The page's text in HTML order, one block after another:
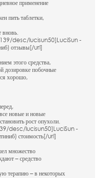
применение
пить таблетки,
вновь.
desc/lucisun50]LuciSun -
отзывы[/url]
этого средства,
дозировке побочные
хорошо,
новые и новые
рост опухоли.
desc/lucisun50]LuciSun -
стоимость[/url]
множество
– средство
терапию – в некоторых